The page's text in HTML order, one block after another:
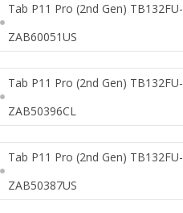
Tab P11 Pro (2nd Gen) TB132FU-
ZAB60051US
Tab P11 Pro (2nd Gen) TB132FU-
ZAB50396CL
Tab P11 Pro (2nd Gen) TB132FU-
ZAB50387US